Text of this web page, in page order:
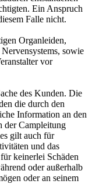
Ein Anspruch
Falle nicht.
Organleiden,
sowie
vor
des Kunden. Die
die durch den
Information an den
der Campleitung
gilt auch für
und das
keinerlei Schäden
oder außerhalb
oder an seinem